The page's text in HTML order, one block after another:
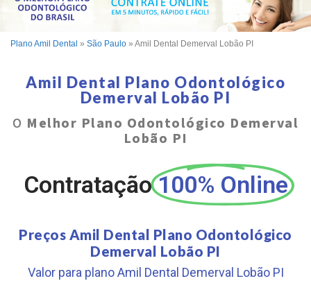
Plano Amil Dental » São Paulo » Amil Dental Demerval Lobão PI
Amil Dental Plano Odontológico
Demerval Lobão PI
O Melhor Plano Odontológico Demerval
Lobão PI
Contratação 100% Online
Preços Amil Dental Plano Odontológico
Demerval Lobão PI
Valor para plano Amil Dental Demerval Lobão PI